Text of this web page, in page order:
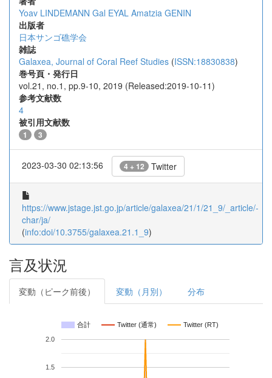
Yoav LINDEMANN Gal EYAL Amatzia GENIN
出版者
日本サンゴ礁学会
雑誌
Galaxea, Journal of Coral Reef Studies (ISSN:18830838)
巻号頁・発行日
vol.21, no.1, pp.9-10, 2019 (Released:2019-10-11)
参考文献数
4
被引用文献数
1 3
2023-03-30 02:13:56 4 + 12 Twitter
https://www.jstage.jst.go.jp/article/galaxea/21/1/21_9/_article/-
char/ja/
(info:doi/10.3755/galaxea.21.1_9)
言及状況
変動（ピーク前後） 変動（月別） 分布
合計 Twitter (通常) Twitter (RT)
1.5
2.0